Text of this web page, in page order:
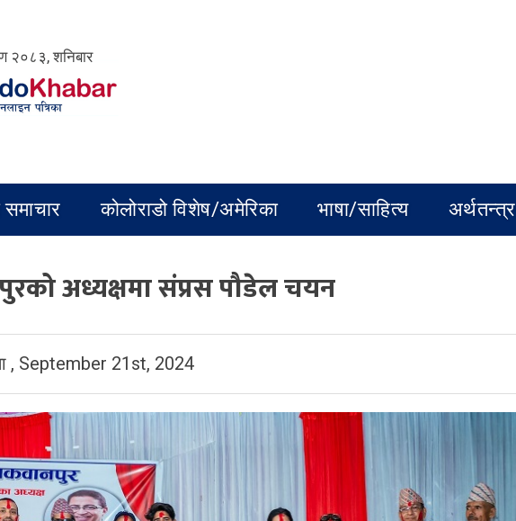
२०८३, शनिबार
समाचार कोलोराडो विशेष/अमेरिका भाषा/साहित्य अर्थतन्त्र
अध्यक्षमा संप्रस पौडेल चयन
, September 21st, 2024